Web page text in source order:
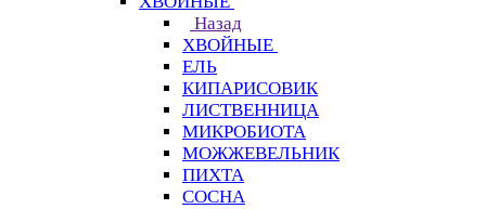
Назад
ХВОЙНЫЕ
ЕЛЬ
КИПАРИСОВИК
ЛИСТВЕННИЦА
МИКРОБИОТА
МОЖЖЕВЕЛЬНИК
ПИХТА
СОСНА